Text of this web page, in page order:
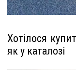
Хотілося
як у каталозі